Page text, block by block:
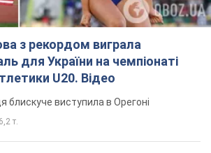
з рекордом виграла
для України на чемпіонаті
U20. Відео
блискуче виступила в Орегоні
т.